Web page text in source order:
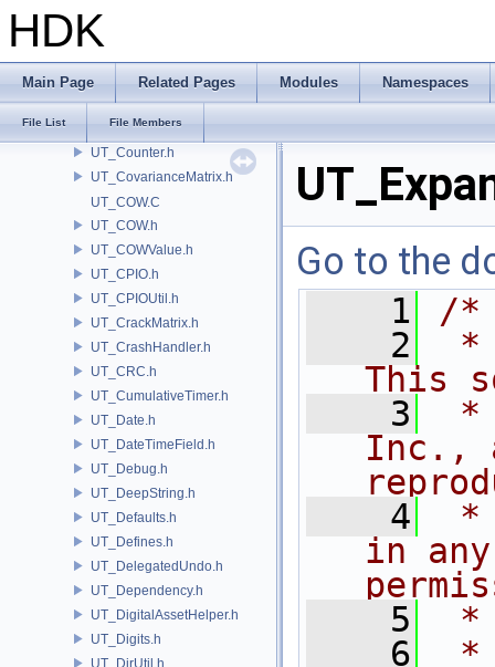
HDK
Main Page Related Pages Modules Namespaces
File List File Members
UT_Console.h
UT_Convex.h
UT_CoordSpace.h
UT_CoordSpaceImpl.h
UT_Counter.h
UT_CovarianceMatrix.h
UT_COW.C
UT_COW.h
UT_COWValue.h
UT_CPIO.h
UT_CPIOUtil.h
UT_CrackMatrix.h
UT_CrashHandler.h
UT_CRC.h
UT_CumulativeTimer.h
UT_Date.h
UT_DateTimeField.h
UT_Debug.h
UT_DeepString.h
UT_Defaults.h
UT_Defines.h
UT_DelegatedUndo.h
UT_Dependency.h
UT_DigitalAssetHelper.h
UT_Digits.h
UT_DirUtil.h
Go to the
    1
/*
    2
*
This
    3
*
Inc.,
    4
*
in
    5
*
    6
*